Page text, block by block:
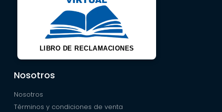
LIBRO DE RECLAMACIONES
Nosotros
Nosotros
Términos y condiciones de venta